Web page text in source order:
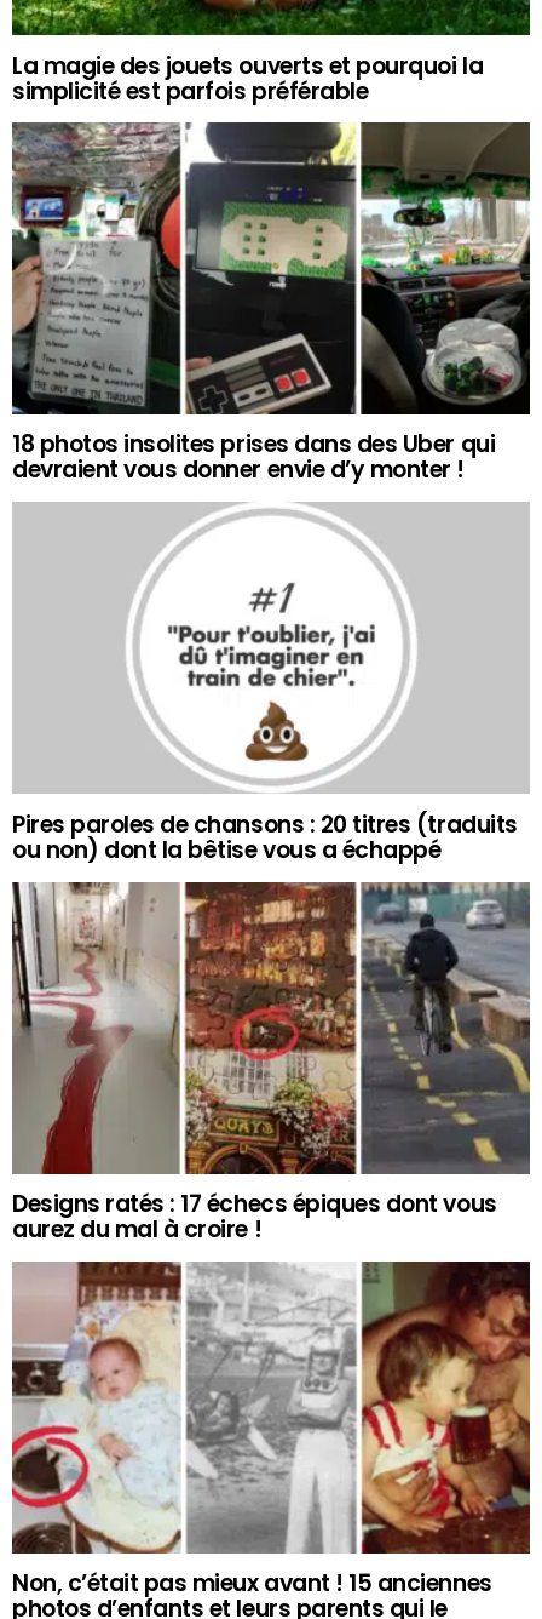
La magie des jouets ouverts et pourquoi la
simplicité est parfois préférable
18 photos insolites prises dans des Uber qui
devraient vous donner envie d’y monter !
Pires paroles de chansons : 20 titres (traduits
ou non) dont la bêtise vous a échappé
Designs ratés : 17 échecs épiques dont vous
aurez du mal à croire !
Non, c’était pas mieux avant ! 15 anciennes
photos d’enfants et leurs parents qui le